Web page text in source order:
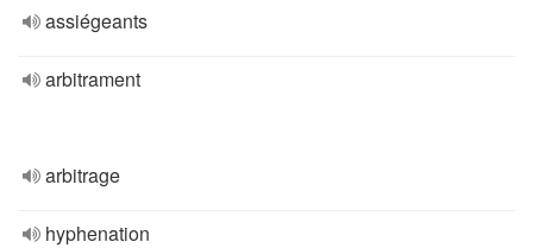
assiégeants
arbitrament
arbitrage
hyphenation